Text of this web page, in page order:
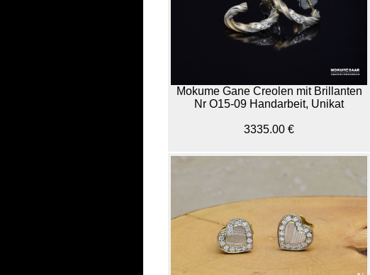
Mokume Gane Creolen mit Brillanten
Nr O15-09 Handarbeit, Unikat
3335.00 €